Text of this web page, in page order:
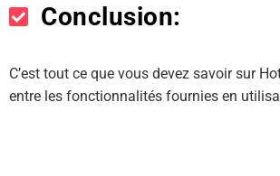
Conclusion:
C’est tout ce que vous devez savoir sur
entre les fonctionnalités fournies en